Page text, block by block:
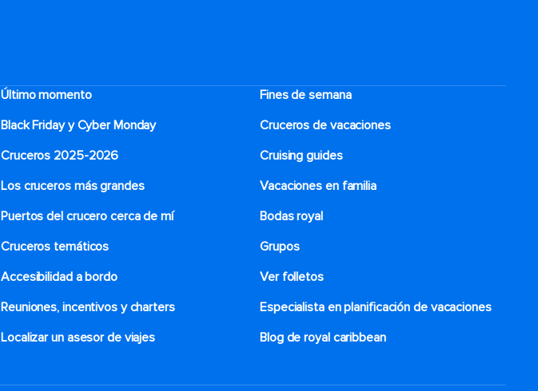
Último momento
Fines de semana
Black Friday y Cyber Monday
Cruceros de vacaciones
Cruceros 2025-2026
Cruising guides
Los cruceros más grandes
Vacaciones en familia
Puertos del crucero cerca de mí
Bodas royal
Cruceros temáticos
Grupos
Accesibilidad a bordo
Ver folletos
Reuniones, incentivos y charters​
Especialista en planificación de vacaciones
Localizar un asesor de viajes
Blog de royal caribbean